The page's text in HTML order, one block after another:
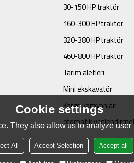
30-150 HP traktör
160-300 HP traktör
320-380 HP traktör
460-800 HP traktör
Tarım aletleri
Mini ekskavatör
Kargo kamyonları
otomatik
Cookie settings
They also allow us to analyze
All Accept Selection Accept all